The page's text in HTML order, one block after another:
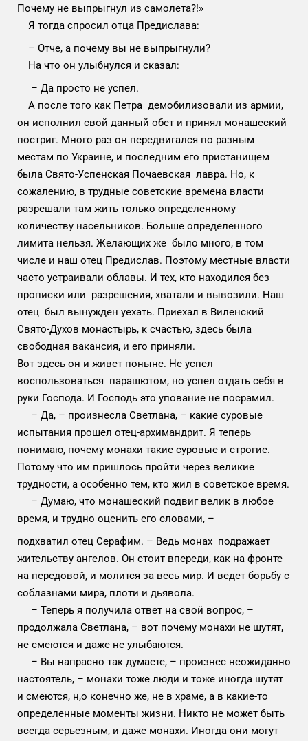
Почему не выпрыгнул из самолета?!»
Я тогда спросил отца Предислава:
– Отче, а почему вы не выпрыгнули?
На что он улыбнулся и сказал:
– Да просто не успел.
А после того как Петра демобилизовали из армии,
он исполнил свой данный обет и принял монашеский
постриг. Много раз он передвигался по разным
местам по Украине, и последним его пристанищем
была Свято-Успенская Почаевская лавра. Но, к
сожалению, в трудные советские времена власти
разрешали там жить только определенному
количеству насельников. Больше определенного
лимита нельзя. Желающих же было много, в том
числе и наш отец Предислав. Поэтому местные власти
часто устраивали облавы. И тех, кто находился без
прописки или разрешения, хватали и вывозили. Наш
отец был вынужден уехать. Приехал в Виленский
Свято-Духов монастырь, к счастью, здесь была
свободная вакансия, и его приняли.
Вот здесь он и живет поныне. Не успел
воспользоваться парашютом, но успел отдать себя в
руки Господа. И Господь это упование не посрамил.
– Да, – произнесла Светлана, – какие суровые
испытания прошел отец-архимандрит. Я теперь
понимаю, почему монахи такие суровые и строгие.
Потому что им пришлось пройти через великие
трудности, а особенно тем, кто жил в советское время.
– Думаю, что монашеский подвиг велик в любое
время, и трудно оценить его словами, –
подхватил отец Серафим. – Ведь монах подражает
жительству ангелов. Он стоит впереди, как на фронте
на передовой, и молится за весь мир. И ведет борьбу с
соблазнами мира, плоти и дьявола.
– Теперь я получила ответ на свой вопрос, –
продолжала Светлана, – вот почему монахи не шутят,
не смеются и даже не улыбаются.
– Вы напрасно так думаете, – произнес неожиданно
настоятель, – монахи тоже люди и тоже иногда шутят
и смеются, н,о конечно же, не в храме, а в какие-то
определенные моменты жизни. Никто не может быть
всегда серьезным, и даже монахи. Иногда они могут